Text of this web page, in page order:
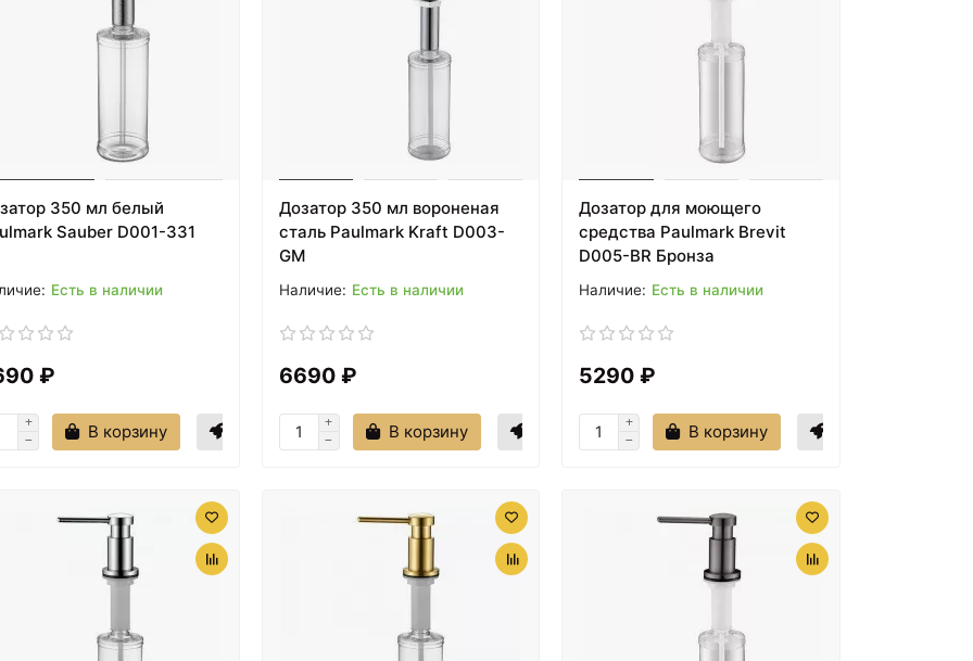
350 мл белый
Sauber D001-331
Есть в наличии
₽
В корзину
Дозатор 350 мл вороненая
сталь Paulmark Kraft D003-
GM
Есть в наличии
6690 ₽
В корзину
Дозатор для моющего
средства Paulmark Brevit
D005-BR Бронза
Есть в наличии
5290 ₽
В корзину